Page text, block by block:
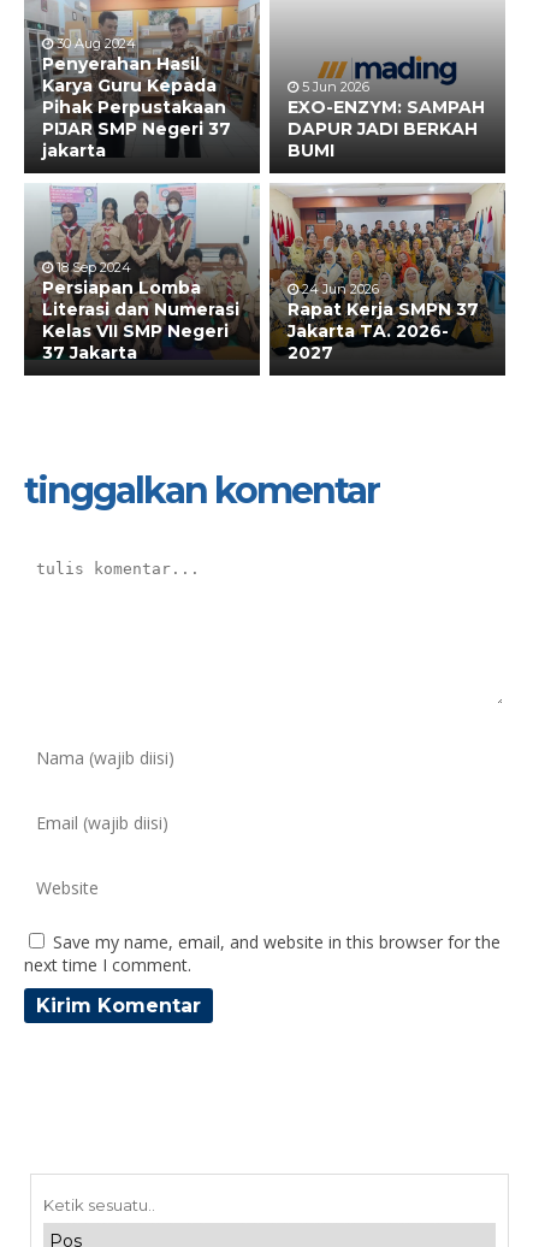
30 Aug 2024
Penyerahan Hasil
Karya Guru Kepada
Pihak Perpustakaan
PIJAR SMP Negeri 37
jakarta
5 Jun 2026
EXO-ENZYM: SAMPAH
DAPUR JADI BERKAH
BUMI
18 Sep 2024
Persiapan Lomba
Literasi dan Numerasi
Kelas VII SMP Negeri
37 Jakarta
24 Jun 2026
Rapat Kerja SMPN 37
Jakarta TA. 2026-
2027
tinggalkan komentar
Save my name, email, and website in this browser for the
next time I comment.